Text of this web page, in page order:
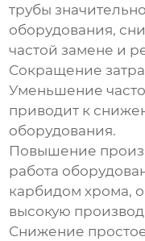
трубы
оборудования,
частой замене и
Сокращение
Уменьшение
приводит к
оборудования.
Повышение
работа
карбидом хрома,
высокую
Снижение